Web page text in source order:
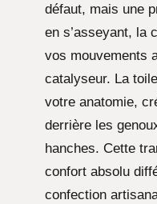
défaut, mais une
en s’asseyant, la
vos mouvements
catalyseur. La
votre anatomie,
derrière les
hanches. Cette
confort absolu
confection